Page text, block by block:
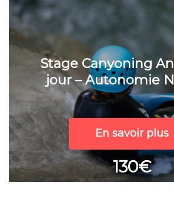
Stage Canyoning
jour – Autonomie
En savoir plus
130€